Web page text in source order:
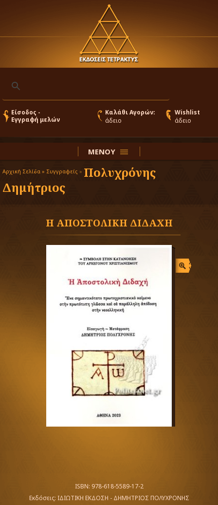
Είσοδος -
Εγγραφή μελών
Καλάθι Αγορών:
άδειο
Wishlist
άδειο
ΜΕΝΟΥ
Αρχική Σελίδα » Συγγραφείς » Πολυχρόνης
Δημήτριος
Η ΑΠΟΣΤΟΛΙΚΗ ΔΙΔΑΧΗ
ISBN: 978-618-5589-17-2
Εκδόσεις: ΙΔΙΩΤΙΚΗ ΕΚΔΟΣΗ - ΔΗΜΗΤΡΙΟΣ ΠΟΛΥΧΡΟΝΗΣ